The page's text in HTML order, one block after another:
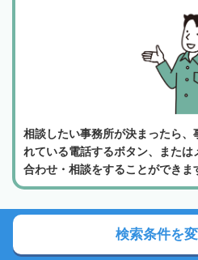
相談したい事務所が決まったら、
れている電話するボタン、また
合わせ・相談をすることができま
よくある質問
検索条件を